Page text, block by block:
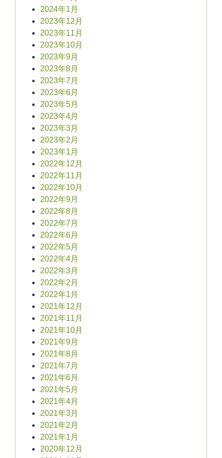
2024年1月
2023年12月
2023年11月
2023年10月
2023年9月
2023年8月
2023年7月
2023年6月
2023年5月
2023年4月
2023年3月
2023年2月
2023年1月
2022年12月
2022年11月
2022年10月
2022年9月
2022年8月
2022年7月
2022年6月
2022年5月
2022年4月
2022年3月
2022年2月
2022年1月
2021年12月
2021年11月
2021年10月
2021年9月
2021年8月
2021年7月
2021年6月
2021年5月
2021年4月
2021年3月
2021年2月
2021年1月
2020年12月